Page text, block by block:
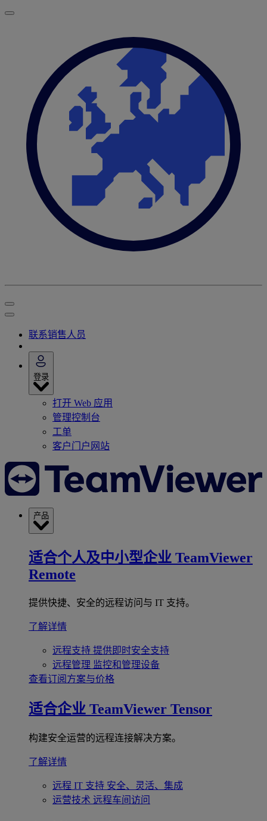
联系销售人员
登录
打开 Web 应用
管理控制台
工单
客户门户网站
产品
适合个人及中小型企业 TeamViewer
Remote
提供快捷、安全的远程访问与 IT 支持。
了解详情
远程支持 提供即时安全支持
远程管理 监控和管理设备
查看订阅方案与价格
适合企业 TeamViewer Tensor
构建安全运营的远程连接解决方案。
了解详情
远程 IT 支持 安全、灵活、集成
运营技术 远程车间访问